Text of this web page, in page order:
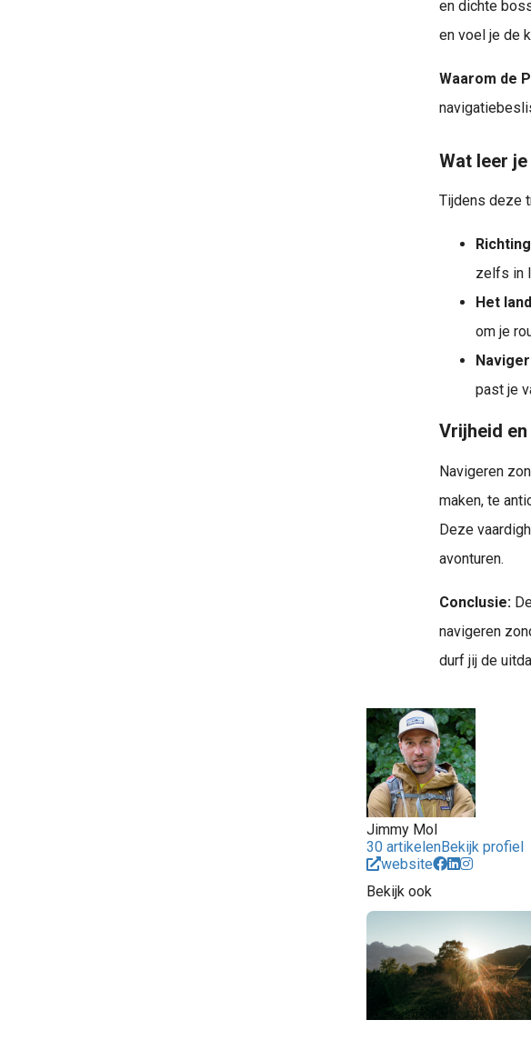
en dichte
en voel je de
Waarom de
Wat leer
Tijdens deze
zelfs in
Het
om je
past je
Vrijheid
Navigeren
maken, te
Deze
avonturen.
Conclusie:
navigeren
durf jij de
Jimmy Mol
30 artikelenBekijk profiel
website
Bekijk ook